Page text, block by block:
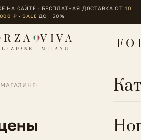
НА САЙТЕ · БЕСПЛАТНАЯ ДОСТАВКА ОТ 10
000 ₽ ·SALE ДО −50%
VIVA
· MILANO
·